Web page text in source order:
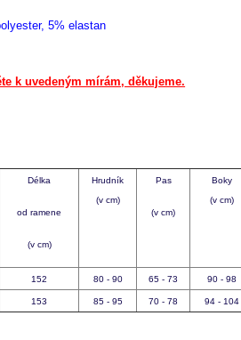
5% elastan
k uvedeným mírám, děkujeme.
Délka
od ramene
(v cm)
Hrudník
(v cm)
Pas
(v cm)
Boky
(v cm)
152 80 - 90 65 - 73 90 - 98
153 85 - 95 70 - 78 94 - 104